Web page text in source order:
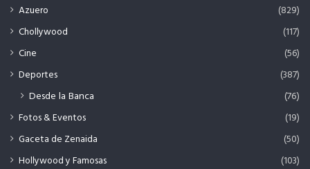
Azuero
(829)
Chollywood
(117)
Cine
(56)
Deportes
(387)
Desde la Banca (76)
Fotos & Eventos
(19)
Gaceta de Zenaida
(50)
Hollywood y Famosas
(103)